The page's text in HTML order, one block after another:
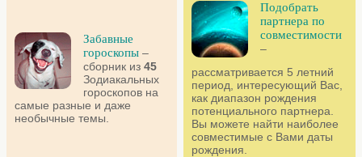
Забавные
гороскопы –
сборник из 45
Зодиакальных
гороскопов на
самые разные и даже
необычные темы.
Подобрать
партнера по
совместимости
–
рассматривается 5 летний
период, интересующий Вас,
как диапазон рождения
потенциального партнера.
Вы можете найти наиболее
совместимые с Вами даты
рождения.